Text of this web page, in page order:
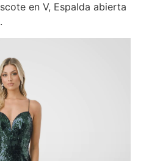
en V, Espalda abierta